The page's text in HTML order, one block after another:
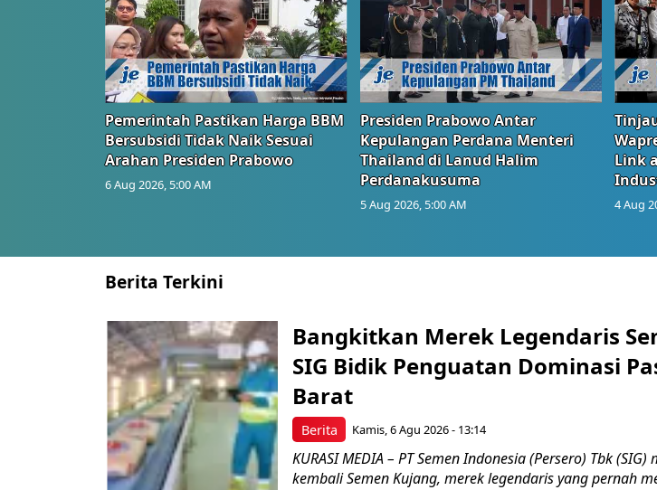
Pemerintah Pastikan Harga BBM
Bersubsidi Tidak Naik Sesuai
Arahan Presiden Prabowo
6 Aug 2026, 5:00 AM
Presiden Prabowo Antar
Kepulangan Perdana Menteri
Thailand di Lanud Halim
Perdanakusuma
5 Aug 2026, 5:00 AM
Link
4 Aug
Berita Terkini
Berita
Bangkitkan Merek Legendaris
SIG Bidik Penguatan Dominasi
Barat
Kamis, 6 Agu 2026 - 13:14
KURASI MEDIA – PT Semen Indonesia (Persero) Tbk
kembali Semen Kujang, merek legendaris yang pernah